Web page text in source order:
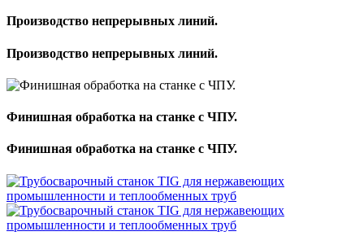
Производство непрерывных линий.
Производство непрерывных линий.
Финишная обработка на станке с ЧПУ.
Финишная обработка на станке с ЧПУ.